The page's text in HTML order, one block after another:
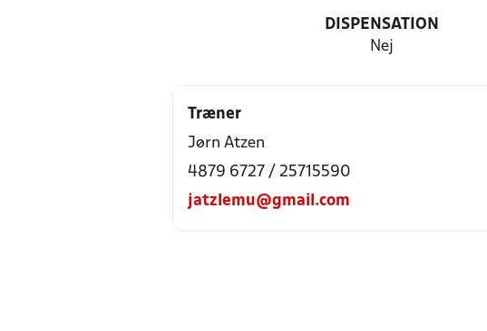
DISPENSATION
Nej
Træner
Jørn Atzen
4879 6727 / 25715590
jatzlemu@gmail.com